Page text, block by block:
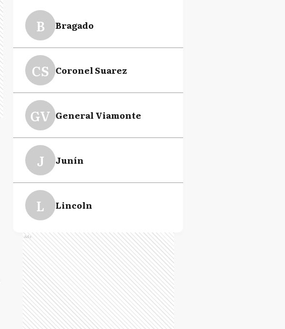
B Bragado
CS Coronel Suarez
GV General Viamonte
J Junín
L Lincoln
Ads